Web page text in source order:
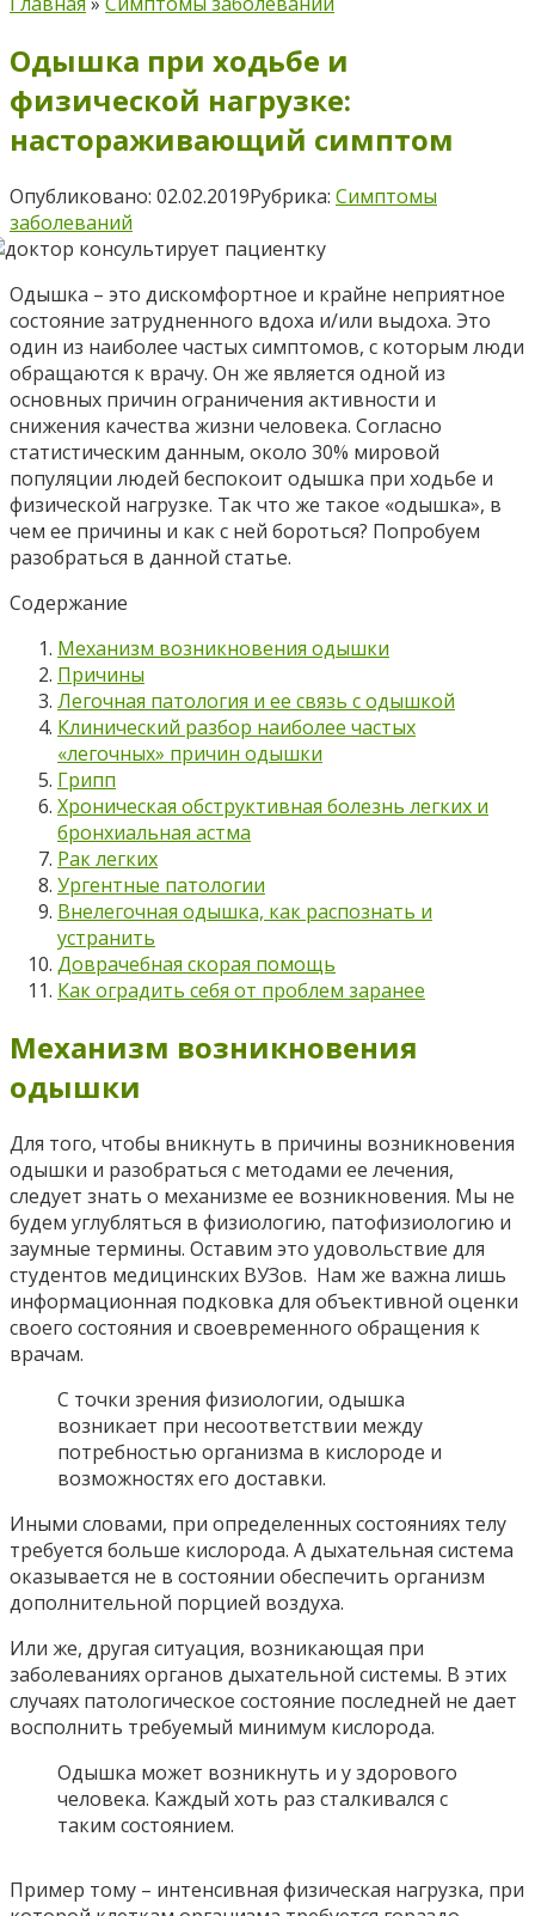
Одышка при ходьбе и
физической нагрузке:
настораживающий симптом
Опубликовано: 02.02.2019Рубрика: Симптомы
заболеваний
Одышка – это дискомфортное и крайне неприятное
состояние затрудненного вдоха и/или выдоха. Это
один из наиболее частых симптомов, с которым люди
обращаются к врачу. Он же является одной из
основных причин ограничения активности и
снижения качества жизни человека. Согласно
статистическим данным, около 30% мировой
популяции людей беспокоит одышка при ходьбе и
физической нагрузке. Так что же такое «одышка», в
чем ее причины и как с ней бороться? Попробуем
разобраться в данной статье.
Содержание
Механизм возникновения одышки
Причины
Легочная патология и ее связь с одышкой
Клинический разбор наиболее частых
«легочных» причин одышки
Грипп
Хроническая обструктивная болезнь легких и
бронхиальная астма
Рак легких
Ургентные патологии
Внелегочная одышка, как распознать и
устранить
Доврачебная скорая помощь
Как оградить себя от проблем заранее
Механизм возникновения
одышки
Для того, чтобы вникнуть в причины возникновения
одышки и разобраться с методами ее лечения,
следует знать о механизме ее возникновения. Мы не
будем углубляться в физиологию, патофизиологию и
заумные термины. Оставим это удовольствие для
студентов медицинских ВУЗов. Нам же важна лишь
информационная подковка для объективной оценки
своего состояния и своевременного обращения к
врачам.
С точки зрения физиологии, одышка
возникает при несоответствии между
потребностью организма в кислороде и
возможностях его доставки.
Иными словами, при определенных состояниях телу
требуется больше кислорода. А дыхательная система
оказывается не в состоянии обеспечить организм
дополнительной порцией воздуха.
Или же, другая ситуация, возникающая при
заболеваниях органов дыхательной системы. В этих
случаях патологическое состояние последней не дает
восполнить требуемый минимум кислорода.
Одышка может возникнуть и у здорового
человека. Каждый хоть раз сталкивался с
таким состоянием.
Пример тому – интенсивная физическая нагрузка, при